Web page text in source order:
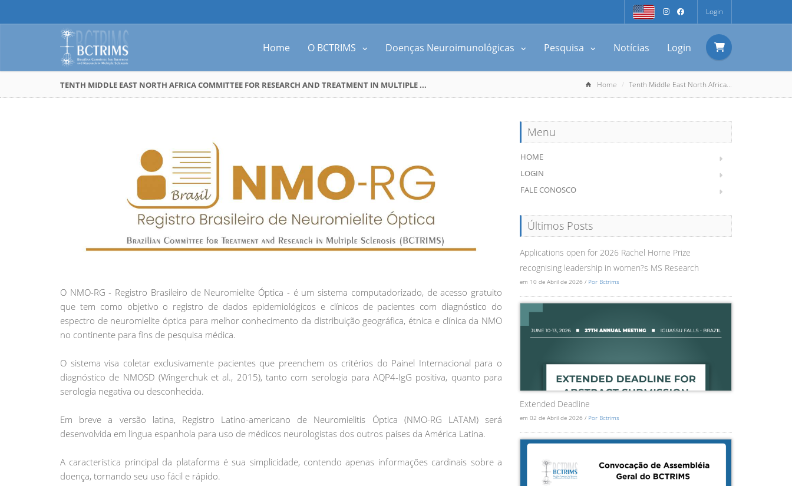
Login
Home O BCTRIMS Doenças Neuroimunológicas Pesquisa Notícias Login
TENTH MIDDLE EAST NORTH AFRICA COMMITTEE FOR RESEARCH AND TREATMENT IN MULTIPLE ... Home Tenth Middle East North Africa...
O NMO-RG - Registro Brasileiro de Neuromielite Óptica - é um sistema computadorizado, de acesso gratuito
que tem como objetivo o registro de dados epidemiológicos e clínicos de pacientes com diagnóstico do
espectro de neuromielite óptica para melhor conhecimento da distribuição geográfica, étnica e clínica da NMO
no continente para fins de pesquisa médica.
O sistema visa coletar exclusivamente pacientes que preenchem os critérios do Painel Internacional para o
diagnóstico de NMOSD (Wingerchuk et al., 2015), tanto com serologia para AQP4-IgG positiva, quanto para
serologia negativa ou desconhecida.
Em breve a versão latina, Registro Latino-americano de Neuromielitis Óptica (NMO-RG LATAM) será
desenvolvida em língua espanhola para uso de médicos neurologistas dos outros países da América Latina.
A característica principal da plataforma é sua simplicidade, contendo apenas informações cardinais sobre a
doença, tornando seu uso fácil e rápido.
Menu
HOME
LOGIN
FALE CONOSCO
Últimos Posts
Applications open for 2026 Rachel Horne Prize
recognising leadership in women?s MS Research
em 10 de Abril de 2026 / Por Bctrims
Extended Deadline
em 02 de Abril de 2026 / Por Bctrims